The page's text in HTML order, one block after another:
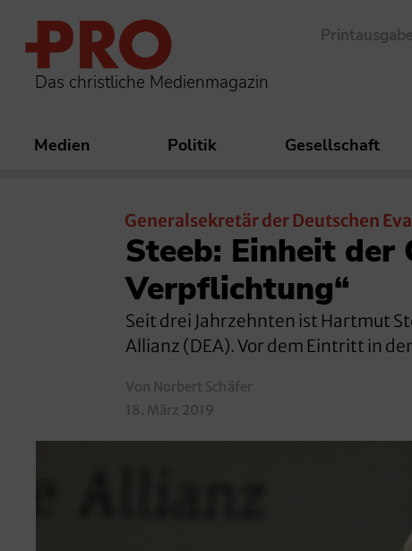
Das christliche Medienmagazin
Printausgabe
Medien Politik Gesellschaft
Generalsekretär der Deutschen
Steeb: Einheit der
Verpflichtung“
Seit drei Jahrzehnten ist Hartmut
Allianz (DEA). Vor dem Eintritt in
Von Norbert Schäfer
18. März 2019